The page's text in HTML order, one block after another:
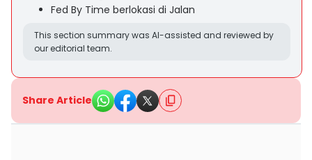
Fed By Time berlokasi di Jalan
This section summary was AI-assisted and reviewed by
our editorial team.
Share Article